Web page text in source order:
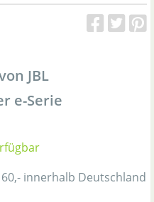
JBL
e-Serie
innerhalb Deutschland